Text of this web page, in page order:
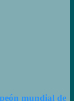
mundial de